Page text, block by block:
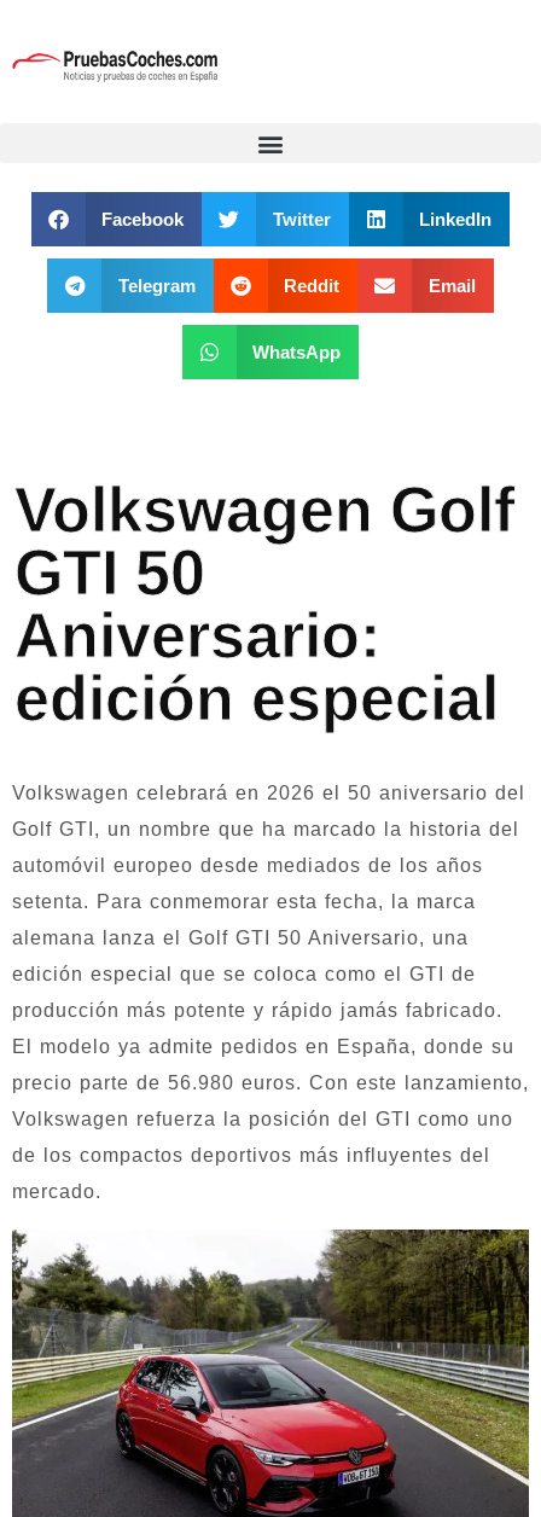
Facebook Twitter LinkedIn
Telegram Reddit Email
WhatsApp
Volkswagen Golf
GTI 50
Aniversario:
edición especial
Volkswagen celebrará en 2026 el 50 aniversario del
Golf GTI, un nombre que ha marcado la historia del
automóvil europeo desde mediados de los años
setenta. Para conmemorar esta fecha, la marca
alemana lanza el Golf GTI 50 Aniversario, una
edición especial que se coloca como el GTI de
producción más potente y rápido jamás fabricado.
El modelo ya admite pedidos en España, donde su
precio parte de 56.980 euros. Con este lanzamiento,
Volkswagen refuerza la posición del GTI como uno
de los compactos deportivos más influyentes del
mercado.